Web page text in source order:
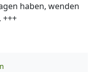
haben, wenden
+++